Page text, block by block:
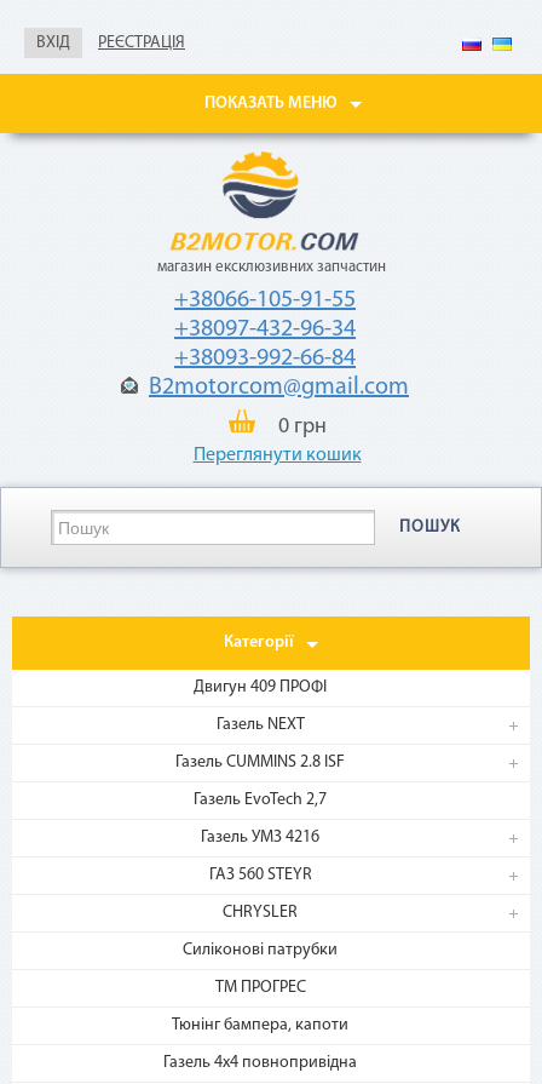
ВХІД РЕЄСТРАЦІЯ
ПОКАЗАТЬ МЕНЮ
магазин ексклюзивних запчастин
+38066-105-91-55
+38097-432-96-34
+38093-992-66-84
B2motorcom@gmail.com
0 грн
Переглянути кошик
ПОШУК
Категорії
Двигун 409 ПРОФІ
Газель NEXT
Газель CUMMINS 2.8 ISF
Газель EvoTech 2,7
Газель УМЗ 4216
ГАЗ 560 STEYR
CHRYSLER
Силіконові патрубки
ТМ ПРОГРЕС
Тюнінг бампера, капоти
Газель 4х4 повнопривідна
«Мгновенная рассрочка»
Покупайте товары
с небольшой
ежемесячной
Как воспользоваться
1. Выберите товар
2. Выберите способ оплаты –